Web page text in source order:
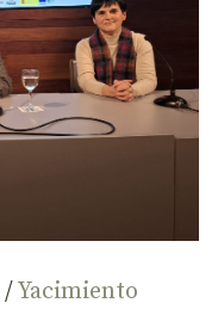
/Yacimiento